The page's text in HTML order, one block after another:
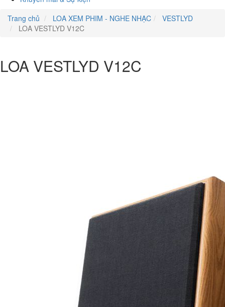
Trang chủ
LOA XEM PHIM - NGHE NHẠC
VESTLYD
LOA VESTLYD V12C
LOA VESTLYD V12C